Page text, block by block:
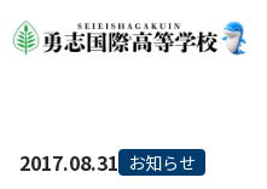
2017.08.31 お知らせ